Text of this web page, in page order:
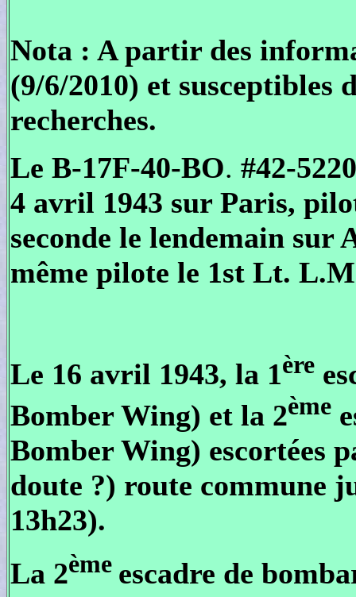
Nota : A partir des
(9/6/2010) et susceptibles
recherches.
Le B-17F-40-BO. #42-
4 avril 1943 sur Paris,
seconde le lendemain sur
même pilote le 1st Lt.
Le 16 avril 1943, la 1ère
Bomber Wing) et la 2ème
Bomber Wing) escortées
doute ?) route commune
13h23).
La 2ème escadre de